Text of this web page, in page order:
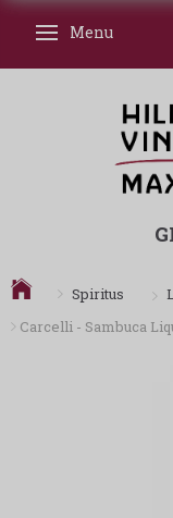
Skifte navigation
Menu
Spiritus
Carcelli - Sambuca